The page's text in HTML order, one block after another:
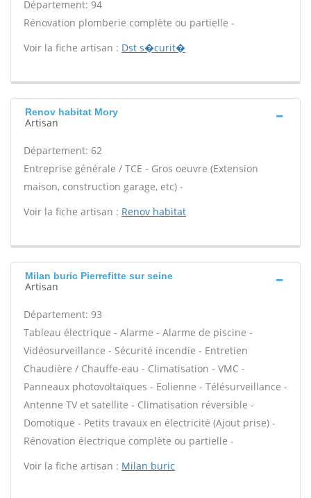
Département: 94
Rénovation plomberie complète ou partielle -
Voir la fiche artisan : Dst s�curit�
Renov habitat Mory
Artisan
Département: 62
Entreprise générale / TCE - Gros oeuvre (Extension
maison, construction garage, etc) -
Voir la fiche artisan : Renov habitat
Milan buric Pierrefitte sur seine
Artisan
Département: 93
Tableau électrique - Alarme - Alarme de piscine -
Vidéosurveillance - Sécurité incendie - Entretien
Chaudière / Chauffe-eau - Climatisation - VMC -
Panneaux photovoltaïques - Eolienne - Télésurveillance -
Antenne TV et satellite - Climatisation réversible -
Domotique - Petits travaux en électricité (Ajout prise) -
Rénovation électrique complète ou partielle -
Voir la fiche artisan : Milan buric